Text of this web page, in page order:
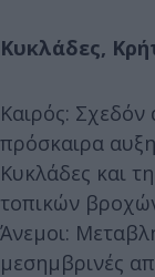
Κυκλάδες,
Καιρός: Σχεδόν
πρόσκαιρα
Κυκλάδες και
τοπικών
Άνεμοι:
μεσημβρινές